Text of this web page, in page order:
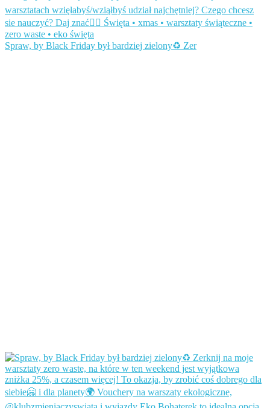
Spraw, by Black Friday był bardziej zielony♻️ Zer